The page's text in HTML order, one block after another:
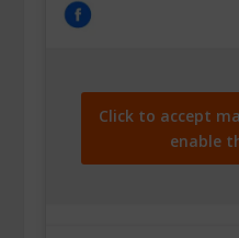
Click to accept
enable